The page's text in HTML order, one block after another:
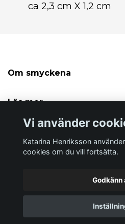
ca 2,3 cm X 1,2 cm
Om smyckena
Läs mer
© 2026 Katarina
Vi använder
Katarina Henriksson
cookies om du vill fortsätta.
Godkänn